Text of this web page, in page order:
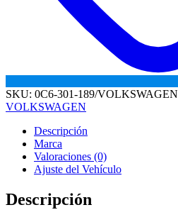
SKU: 0C6-301-189/VOLKSWAGEN
VOLKSWAGEN
Descripción
Marca
Valoraciones (0)
Ajuste del Vehículo
Descripción